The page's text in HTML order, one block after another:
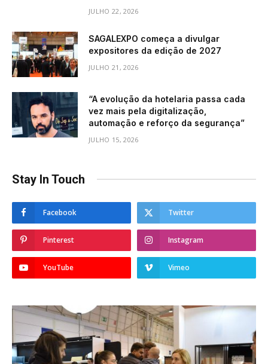
JULHO 22, 2026
SAGALEXPO começa a divulgar
expositores da edição de 2027
JULHO 21, 2026
“A evolução da hotelaria passa cada
vez mais pela digitalização,
automação e reforço da segurança”
JULHO 15, 2026
Stay In Touch
Facebook Twitter
Pinterest Instagram
YouTube Vimeo